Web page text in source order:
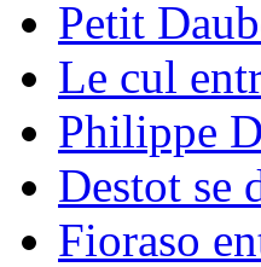
Petit
Le cul
Philippe
Destot se
Fioraso